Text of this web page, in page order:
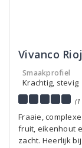
Vivanco
Smaakprofiel
Krachtig, stevig
Fraaie,
fruit, eikenhout
zacht. Heerlijk